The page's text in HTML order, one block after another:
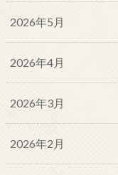
2026年5月
2026年4月
2026年3月
2026年2月